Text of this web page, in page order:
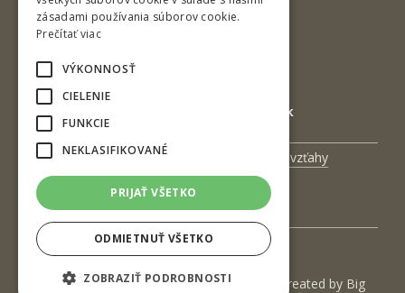
E-mail: podatelna@tuzvo.sk
Univerzitný magazín
Medzinárodné vzťahy
Veda a výskum
Zamestnanci
Kontakt
(c) 2017 Technická univerzita vo Zvolene | Created by Big
zásadami používania súborov cookie.
Prečítať viac
VÝKONNOSŤ
CIELENIE
FUNKCIE
NEKLASIFIKOVANÉ
PRIJAŤ VŠETKO
ODMIETNUŤ VŠETKO
ZOBRAZIŤ PODROBNOSTI